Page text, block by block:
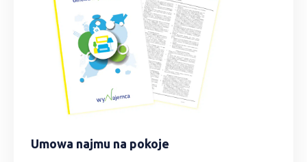
Umowa najmu na pokoje